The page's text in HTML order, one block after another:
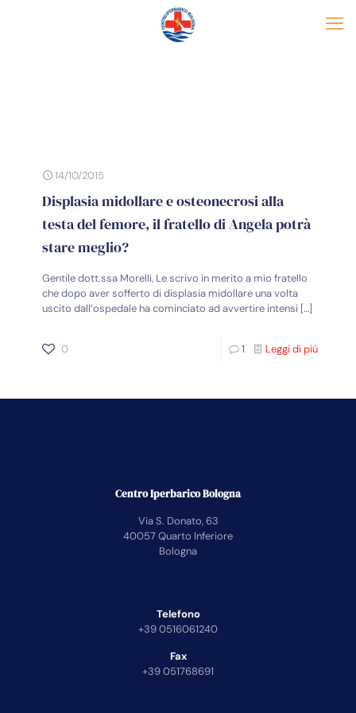
14/10/2015
Displasia midollare e osteonecrosi alla
testa del femore, il fratello di Angela potrà
stare meglio?
Gentile dott.ssa Morelli, Le scrivo in merito a mio fratello
che dopo aver sofferto di displasia midollare una volta
uscito dall’ospedale ha cominciato ad avvertire intensi […]
0 1 Leggi di più
Centro Iperbarico Bologna
Via S. Donato, 63
40057 Quarto Inferiore
Bologna
Telefono
+39 0516061240
Fax
+39 051768691